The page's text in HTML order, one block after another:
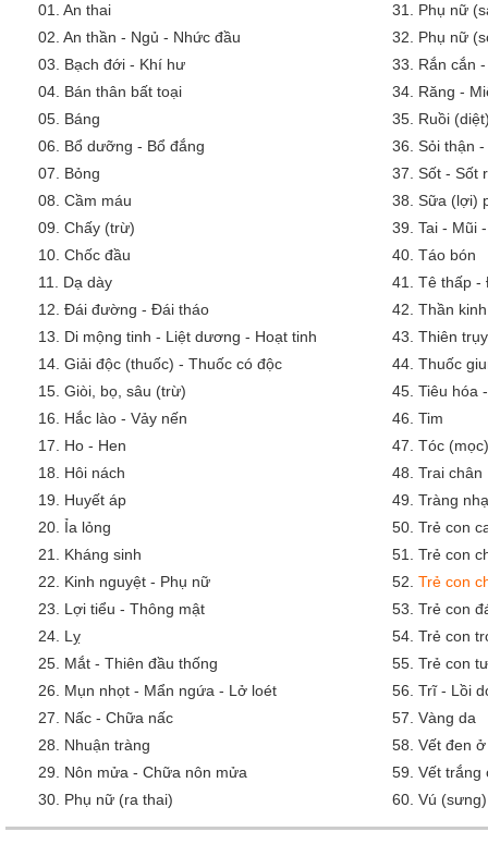
01. An thai
02. An thần - Ngủ - Nhức đầu
03. Bạch đới - Khí hư
04. Bán thân bất toại
05. Báng
06. Bổ dưỡng - Bổ đắng
07. Bỏng
08. Cầm máu
09. Chấy (trừ)
10. Chốc đầu
11. Dạ dày
12. Đái đường - Đái tháo
13. Di mộng tinh - Liệt dương - Hoạt tinh
14. Giải độc (thuốc) - Thuốc có độc
15. Giòi, bọ, sâu (trừ)
16. Hắc lào - Vảy nến
17. Ho - Hen
18. Hôi nách
19. Huyết áp
20. Ỉa lỏng
21. Kháng sinh
22. Kinh nguyệt - Phụ nữ
23. Lợi tiểu - Thông mật
24. Lỵ
25. Mắt - Thiên đầu thống
26. Mụn nhọt - Mẩn ngứa - Lở loét
27. Nấc - Chữa nấc
28. Nhuận tràng
29. Nôn mửa - Chữa nôn mửa
30. Phụ nữ (ra thai)
31. Phụ nữ
32. Phụ nữ
33. Rắn cắn
34. Răng -
35. Ruồi
36. Sỏi thận
37. Sốt - Sốt
38. Sữa (lợi)
39. Tai - Mũi
40. Táo bón
41. Tê thấp -
42. Thần
43. Thiên trụy
44. Thuốc
45. Tiêu hóa
46. Tim
47. Tóc
48. Trai chân
49. Tràng
50. Trẻ con
51. Trẻ con
52. Trẻ con
53. Trẻ con
54. Trẻ con
55. Trẻ con
56. Trĩ - Lồi
57. Vàng da
58. Vết đen
59. Vết trắng
60. Vú